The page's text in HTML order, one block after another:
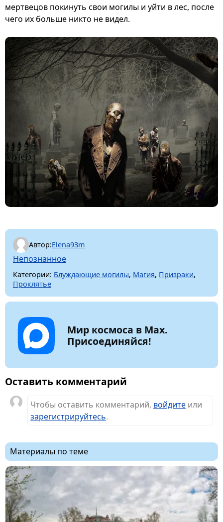
мертвецов покинуть свои могилы и уйти в лес, после
чего их больше никто не видел.
Автор:Elena93m
Непознанное
Категории: Блуждающие могилы, Магия, Призраки,
Проклятье
Мир космоса в Max.
Присоединяйся!
Оставить комментарий
Чтобы оставить комментарий, войдите или
зарегистрируйтесь.
Материалы по теме